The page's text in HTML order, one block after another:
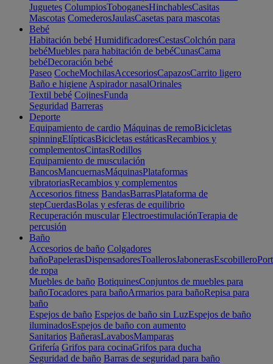
Juguetes ColumpiosToboganesHinchablesCasitas
Mascotas ComederosJaulasCasetas para mascotas
Bebé
Habitación bebé HumidificadoresCestasColchón para
bebéMuebles para habitación de bebéCunasCama
bebéDecoración bebé
Paseo CocheMochilasAccesoriosCapazosCarrito ligero
Baño e higiene Aspirador nasalOrinales
Textil bebé CojinesFunda
Seguridad Barreras
Deporte
Equipamiento de cardio Máquinas de remoBicicletas
spinningElípticasBicicletas estáticasRecambios y
complementosCintasRodillos
Equipamiento de musculación
BancosMancuernasMáquinasPlataformas
vibratoriasRecambios y complementos
Accesorios fitness BandasBarrasPlataforma de
stepCuerdasBolas y esferas de equilibrio
Recuperación muscular ElectroestimulaciónTerapia de
percusión
Baño
Accesorios de baño Colgadores
bañoPapelerasDispensadoresToallerosJabonerasEscobillero
de ropa
Muebles de baño BotiquinesConjuntos de muebles para
bañoTocadores para bañoArmarios para bañoRepisa para
baño
Espejos de baño Espejos de baño sin LuzEspejos de baño
iluminadosEspejos de baño con aumento
Sanitarios BañerasLavabosMamparas
Grifería Grifos para cocinaGrifos para ducha
Seguridad de baño Barras de seguridad para baño